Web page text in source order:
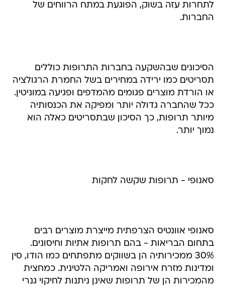
לתחרות עזה בשוק, הפוגעת במתח הרווחים של
החברות.
הסיכונים שבהשקעה בחברות התרופות כוללים
תסריטים כמו ירידה במחירים בשל החמרת הרגולציה
או הורדת מוצרים פגומים מהמדפים ופגיעה במוניטין.
ככל שהחברה גדולה יותר ומפיקה את הכנסותיה
מיותר תרופות, כך הסיכון שבתסריטים כאלה הוא
נמוך יותר.
סאנופי - תרופות שקשה לחקות
סאנופי אוונטיס הצרפתית מייצרת מוצרים רבים
בתחום הבריאות - בהם תרופות אתיות וחיסונים.
30% ממכירותיה הן בשווקים מתפתחים כמו הודו, סין
ומדינות מזרח אירופה ואמריקה הלטינית. כמחצית
מהמכירות הן של תרופות שאינן ניתנות לחיקוי גנרי